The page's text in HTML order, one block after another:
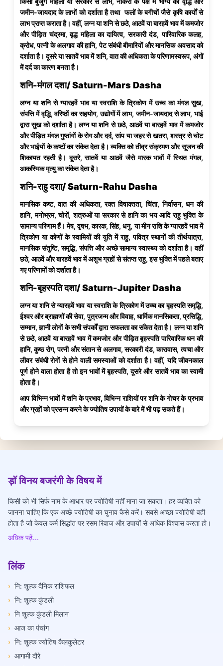
जमीन-जायदाद के लाभों को दर्शाता है तथा फलों के बगीचों जैसे कृषि कार्यों से
लाभ प्राप्त कराता है। वहीं, लग्न या शनि से छठे, आठवें या बारहवें भाव में कमजोर
और पीड़ित चंद्रमा, वृद्ध महिला का दायित्व, सरकारी दंड, पारिवारिक कलह,
क्रोध, पत्नी के अलगाव की हानि, पेट संबंधी बीमारियों और मानसिक अवसाद को
दर्शाता है। दूसरे या सातवें भाव में शनि, वात की अधिकता के परिणामस्वरूप, अंगों
में दर्द का कारण बनता है।
शनि-मंगल दशा/ Saturn-Mars Dasha
लग्न या शनि से ग्यारहवें भाव या स्वराशि के त्रिकोण में उच्च का मंगल सुख,
संपत्ति में वृद्धि, वरिष्ठों का सहयोग, उद्योगों में लाभ, जमीन-जायदाद से लाभ, भाई
द्वारा सुख को दर्शाता है। लग्न या शनि से छठे, आठवें या बारहवें भाव में कमजोर
और पीड़ित मंगल गुप्तांगों के रोग और दर्द, सांप या जहर से खतरा, शस्त्र से चोट
और भाईयों के कष्टों का संकेत देता है। व्यक्ति को तीव्र संक्रमण और सूजन की
शिकायत रहती है। दूसरे, सातवें या आठवें जैसे मारक भावों में स्थित मंगल,
आकस्मिक मृत्यु का संकेत देता है।
शनि-राहु दशा/ Saturn-Rahu Dasha
मानसिक कष्ट, वात की अधिकता, रक्त विषाक्तता, चिंता, निर्वासन, धन की
हानि, मनोभ्रम, चोरों, शत्रुओं या सरकार से हानि का भय आदि राहु भुक्ति के
सामान्य परिणाम हैं। मेष, वृषभ, कारक, सिंह, धनु, या मीन राशि के ग्यारहवें भाव में
त्रिकोण या कोणों के स्वामियों की युति में राहु, पवित्र स्थानों की तीर्थयात्रा,
मानसिक संतुष्टि, समृद्धि, संपत्ति और अच्छे सामान्य स्वास्थ्य को दर्शाता है। वहीं
छठे, आठवें और बारहवें भाव में अशुभ ग्रहों से संतप्त राहु, इस भुक्ति में पहले बताए
गए परिणामों को दर्शाता है।
शनि-बृहस्पति दशा/ Saturn-Jupiter Dasha
लग्न या शनि से ग्यारहवें भाव या स्वराशि के त्रिकोण में उच्च का बृहस्पति समृद्धि,
ईश्वर और ब्राह्मणों की सेवा, पुत्रजन्म और विवाह, धार्मिक मानसिकता, प्रसिद्धि,
सम्मान, ज्ञानी लोगों के सभी संपर्कों द्वारा सफलता का संकेत देता है। लग्न या शनि
से छठे, आठवें या बारहवें भाव में कमजोर और पीड़ित बृहस्पति पारिवारिक धन की
हानि, कुष्ठ रोग, पत्नी और संतान से अलगाव, सरकारी दंड, कारावास, त्वचा और
लीवर संबंधी रोगों से होने वाली समस्याओं को दर्शाता है। वहीं, यदि जीवनकाल
पूर्ण होने वाला होता है तो इन भावों में बृहस्पति, दूसरे और सातवें भाव का स्वामी
होता है।
आपविभिन्न भावों में शनि के प्रभाव, विभिन्न राशियों पर शनि के गोचर के प्रभाव
औरग्रहों को प्रसन्न करने के ज्योतिष उपायोंके बारे में भी पढ़ सकते हैं।
ड़ॉ विनय बजरंगी के विषय में
किसी को भी सिर्फ नाम के आधार पर ज्योतिषी नहीं माना जा सकता। हर व्यक्ति को
जानना चाहिए कि एक अच्छे ज्योतिषी का चुनाव कैसे करें। सबसे अच्छा ज्योतिषी वही
होता है जो केवल कर्म सिद्धांत पर रसम रिवाज और उपायों से अधिक विश्वास करता हो।
अधिक पढ़ें...
लिंक
› नि: शुल्क दैनिक राशिफल
› नि: शुल्क कुंडली
› नि शुल्क कुंडली मिलान
› आज का पंचांग
› नि: शुल्क ज्योतिष कैलकुलेटर
› आगामी दौरे